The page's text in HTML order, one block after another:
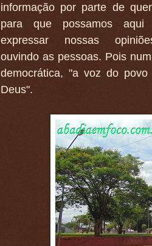
informação por parte de
para que possamos aqui
expressar nossas
ouvindo as pessoas. Pois
democrática, "a voz do
Deus".